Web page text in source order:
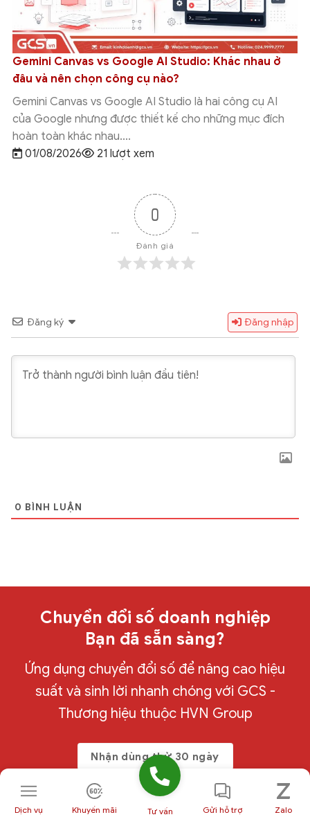
Gemini Canvas vs Google AI Studio: Khác nhau ở
đâu và nên chọn công cụ nào?
Gemini Canvas vs Google AI Studio là hai công cụ AI
của Google nhưng được thiết kế cho những mục đích
hoàn toàn khác nhau....
01/08/2026
21 lượt xem
0
Đánh giá
Đăng ký Đăng nhập
0 BÌNH LUẬN
Chuyển đổi số doanh nghiệp
Bạn đã sẵn sàng?
Ứng dụng chuyển đổi số để nâng cao hiệu
suất và sinh lời nhanh chóng với GCS -
Thương hiệu thuộc HVN Group
Nhận dùng thử 30 ngày
Dịch vụ Khuyến mãi Tư vấn Gửi hỗ trợ Zalo